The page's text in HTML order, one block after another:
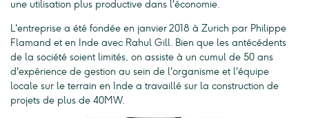
une utilisation plus productive dans l'économie.
L'entreprise a été fondée en janvier 2018 à Zurich par Philippe
Flamand et en Inde avec Rahul Gill. Bien que les antécédents
de la société soient limités, on assiste à un cumul de 50 ans
d'expérience de gestion au sein de l'organisme et l'équipe
locale sur le terrain en Inde a travaillé sur la construction de
projets de plus de 40MW.